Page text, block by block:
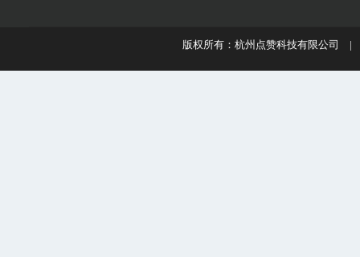
版权所有：杭州点赞科技有限公司